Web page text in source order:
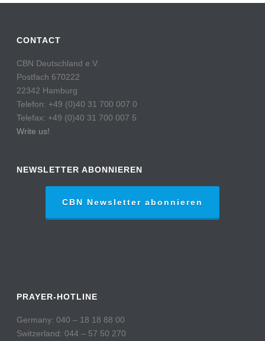
CONTACT
CBN Deutschland e.V.
Postfach 670222
22342 Hamburg
Telefon: +49 (0)40 31 700 007 0
Telefax: +49 (0)40 31 700 007 5
Write us!
NEWSLETTER ABONNIEREN
CBN Newsletter abonnieren
PRAYER-HOTLINE
Germany: 040 – 18 18 88 00
Switzerland: 044 – 57 50 270